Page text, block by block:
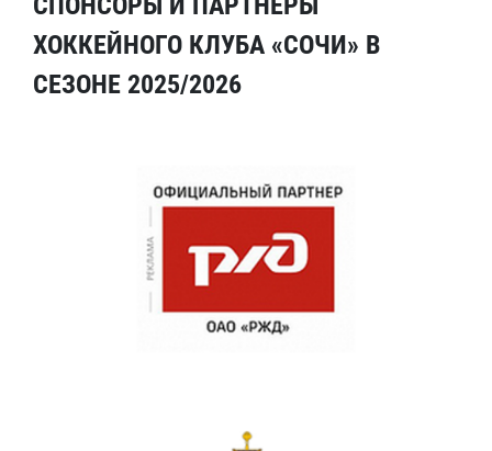
ХОККЕЙНОГО КЛУБА «СОЧИ» В
СЕЗОНЕ 2025/2026